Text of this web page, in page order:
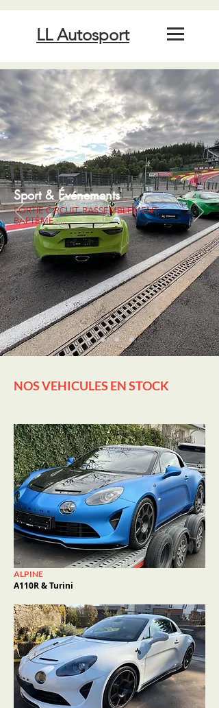
LL Autosport
Sport & Événements
SORTIE CIRCUIT, RASSEMBLEMENT,
BAPTÊME, ...
NOS VEHICULES EN STOCK
ALPINE
A110R & Turini